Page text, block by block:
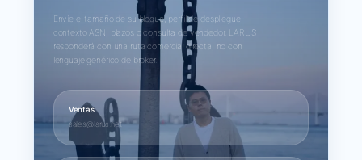
Envíe el tamaño de su bloque, perfil de despliegue,
contexto ASN, plazos o consulta de vendedor. LARUS
responderá con una ruta comercial directa, no con
lenguaje genérico de broker.
Ventas
sales@larus.net